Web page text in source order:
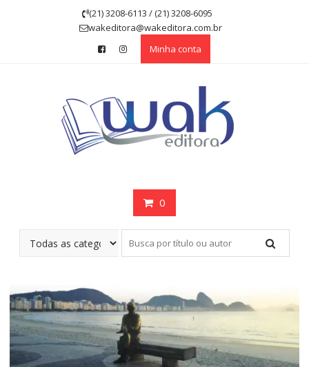
(21) 3208-6113 / (21) 3208-6095
wakeditora@wakeditora.com.br
Minha conta
0